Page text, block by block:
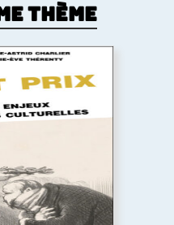
thème
les prix culturels,
de l’espace
(littérature,
musiques populaires,